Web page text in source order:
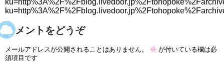
コメントをどうぞ
メールアドレスが公開されることはありません。 ※ が付いている欄は必
須項目です